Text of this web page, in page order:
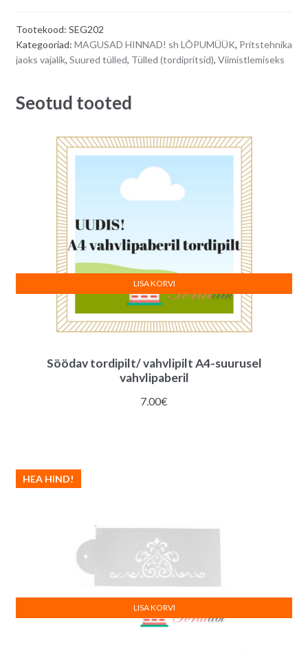
1
quantity
n
e
:
Tootekood: SEG202
Kategooriad: MAGUSAD HINNAD! sh LÕPUMÜÜK, Pritstehnika
jaoks vajalik, Suured tülled, Tülled (tordipritsid), Viimistlemiseks
Seotud tooted
Söödav tordipilt/ vahvlipilt A4-suurusel
vahvlipaberil
7.00€
LISA KORVI
HEA HIND!
LISA KORVI